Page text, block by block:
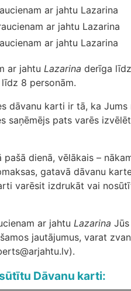
ar jahtu Lazarina
ar jahtu Lazarina
ar jahtu Lazarina
ar jahtu Lazarina derīga
8 personām.
dāvanu karti ir tā, ka
saņēmējs pats varēs
pašā dienā, vēlākais –
gatavā dāvanu
varēsit izdrukāt vai
ar jahtu Lazarina
jautājumus, varat
Dāvanu karti: